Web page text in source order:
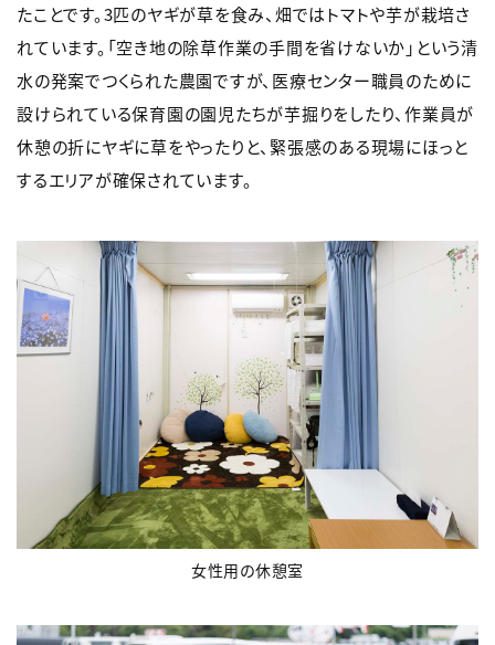
たことです。3匹のヤギが草を食み、畑ではトマトや芋が栽培さ
れています。「空き地の除草作業の手間を省けないか」という清
水の発案でつくられた農園ですが、医療センター職員のために
設けられている保育園の園児たちが芋掘りをしたり、作業員が
休憩の折にヤギに草をやったりと、緊張感のある現場にほっと
するエリアが確保されています。
女性用の休憩室